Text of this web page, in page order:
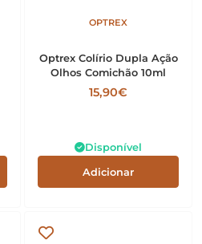
OPTREX
Optrex Colírio Dupla Ação
Olhos Comichão 10ml
15,90€
Disponível
Adicionar